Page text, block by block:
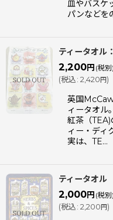
皿やバスケ
パンなどを
ティータオル
2,200円 (税別)
(税込: 2,420 円)
英国
ィータオル
紅茶（
ィー・ディ
実は、TE…
ティータオ
2,000円 (税別)
(税込: 2,200 円)